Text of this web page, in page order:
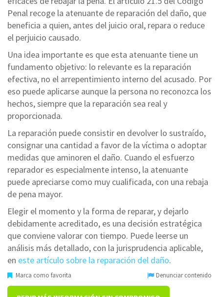
Penal recoge la atenuante de reparación del daño, que
beneficia a quien, antes del juicio oral, repara o reduce
el perjuicio causado.
Una idea importante es que esta atenuante tiene un
fundamento objetivo: lo relevante es la reparación
efectiva, no el arrepentimiento interno del acusado. Por
eso puede aplicarse aunque la persona no reconozca los
hechos, siempre que la reparación sea real y
proporcionada.
La reparación puede consistir en devolver lo sustraído,
consignar una cantidad a favor de la víctima o adoptar
medidas que aminoren el daño. Cuando el esfuerzo
reparador es especialmente intenso, la atenuante
puede apreciarse como muy cualificada, con una rebaja
de pena mayor.
Elegir el momento y la forma de reparar, y dejarlo
debidamente acreditado, es una decisión estratégica
que conviene valorar con tiempo. Puede leerse un
análisis más detallado, con la jurisprudencia aplicable,
en este artículo sobre la reparación del daño.
Marca como favorita Denunciar contenido